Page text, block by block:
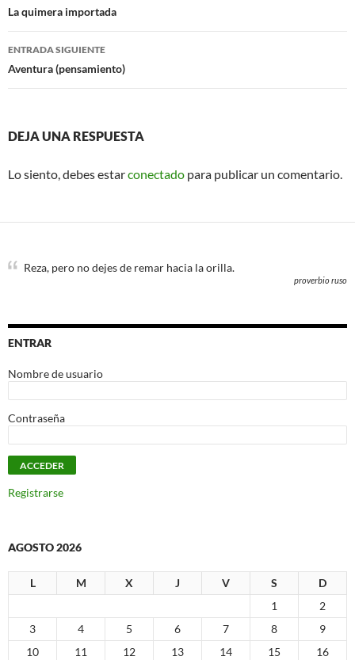
de
entradas
La quimera importada
ENTRADA SIGUIENTE
Aventura (pensamiento)
DEJA UNA RESPUESTA
Lo siento, debes estarconectado para publicar un comentario.
Reza, pero no dejes de remar hacia la orilla.
proverbio ruso
ENTRAR
Nombre de usuario
Contraseña
Registrarse
AGOSTO 2026
L M X J V S
D
1
2
3
4 5 6 7 8
9
10
11 12 13 14 15
16